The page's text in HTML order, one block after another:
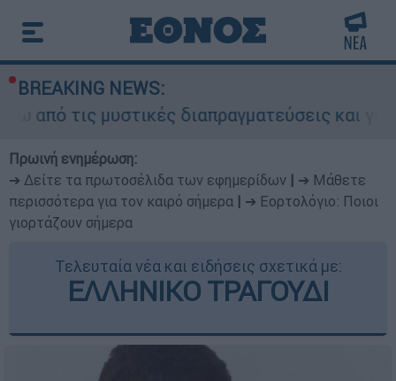
BREAKING NEWS:
διαπραγματεύσεις και γιατί
Πρωινή ενημέρωση:
➔ Δείτε τα πρωτοσέλιδα των εφημερίδων
➔ Μάθετε
περισσότερα για τον καιρό σήμερα
➔ Εορτολόγιο: Ποιοι
γιορτάζουν σήμερα
Τελευταία νέα και ειδήσεις σχετικά με:
ΕΛΛΗΝΙΚΟ ΤΡΑΓΟΥΔΙ